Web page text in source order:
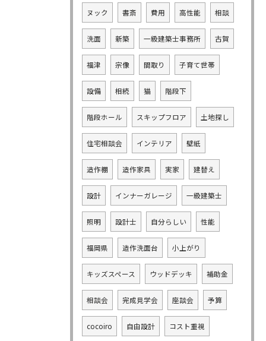
ヌック 書斎 費用 高性能 相談
洗面 新築 一級建築士事務所 古賀
福津 宗像 間取り 子育て世帯
設備 相続 猫 階段下
階段ホール スキップフロア 土地探し
住宅相談会 インテリア 壁紙
造作棚 造作家具 実家 建替え
設計 インナーガレージ 一級建築士
照明 設計士 自分らしい 性能
福岡県 造作洗面台 小上がり
キッズスペース ウッドデッキ 補助金
相談会 完成見学会 座談会 予算
cocoiro 自由設計 コスト重視